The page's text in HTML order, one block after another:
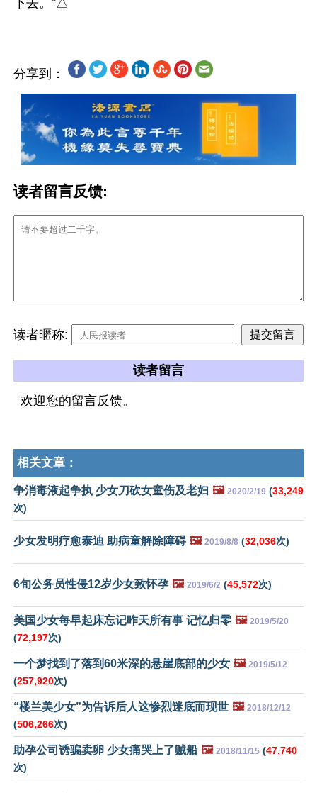
分享到：
读者留言反馈:
读者暱称:
读者留言
欢迎您的留言反馈。
相关文章：
争消毒液起争执 少女刀砍女童伤及老妇 🖼️ 2020/2/19 (33,249
次)
少女发明疗愈泰迪 助病童解除障碍 🖼️ 2019/8/8 (32,036次)
6旬公务员性侵12岁少女致怀孕 🖼️ 2019/6/2 (45,572次)
美国少女每早起床忘记昨天所有事 记忆归零 🖼️ 2019/5/20
(72,197次)
一个梦找到了落到60米深的悬崖底部的少女 🖼️ 2019/5/12
(257,920次)
“楼兰美少女”为告诉后人这惨烈迷底而现世 🖼️ 2018/12/12
(506,266次)
助孕公司诱骗卖卵 少女痛哭上了贼船 🖼️ 2018/11/15 (47,740
次)